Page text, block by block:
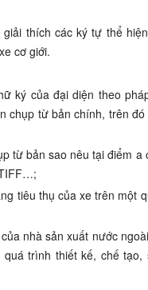
thích các ký tự thể
cơ giới.
ký của đại diện theo
chụp từ bản chính, trên
từ bản sao nêu tại điểm a
tiêu thụ của xe trên một
nhà sản xuất nước
trình thiết kế, chế tạo,